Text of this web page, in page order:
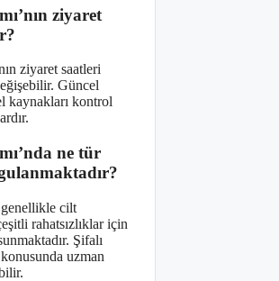
ziyaret
ziyaret saatleri
Güncel
kaynakları kontrol
ne tür
cilt
rahatsızlıklar için
Şifalı
uzman